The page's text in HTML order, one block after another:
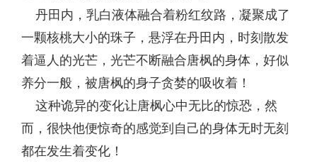
丹田内，乳白液体融合着粉红纹路，凝聚成了
一颗核桃大小的珠子，悬浮在丹田内，时刻散发
着逼人的光芒，光芒不断融合唐枫的身体，好似
养分一般，被唐枫的身子贪婪的吸收着！
这种诡异的变化让唐枫心中无比的惊恐，然
而，很快他便惊奇的感觉到自己的身体无时无刻
都在发生着变化！